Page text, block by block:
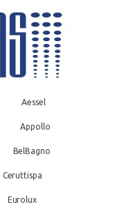
Aessel
Appollo
BelBagno
Ceruttispa
Eurolux